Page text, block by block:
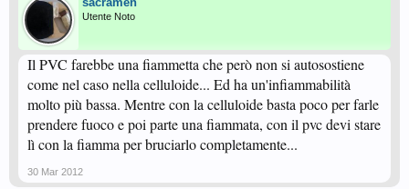
Utente Noto
Il PVC farebbe una fiammetta che però non si autosostiene
come nel caso nella celluloide... Ed ha un'infiammabilità
molto più bassa. Mentre con la celluloide basta poco per farle
prendere fuoco e poi parte una fiammata, con il pvc devi stare
lì con la fiamma per bruciarlo completamente...
30 Mar 2012